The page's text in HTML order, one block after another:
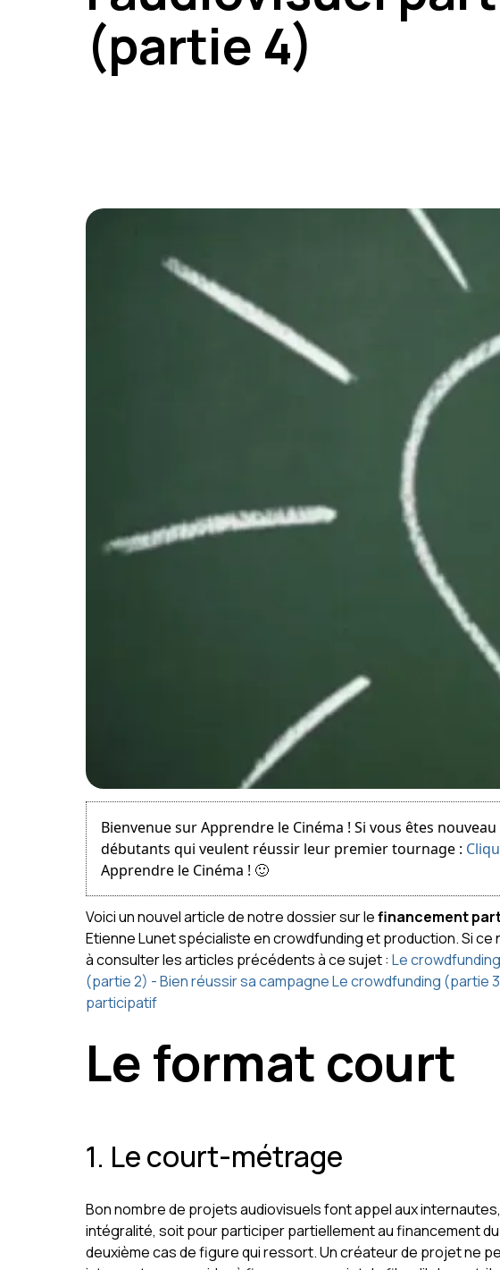
(partie 4)
February 9, 2017
Bienvenue sur Apprendre le Cinéma ! Si vous êtes
débutants qui veulent réussir leur premier tournage :
Apprendre le Cinéma ! 🙂
Voici un nouvel article de notre dossier sur lefinancement
Etienne Lunet spécialiste en crowdfunding et production. Si ce
à consulter les articles précédents à ce sujet : Le
(partie 2) - Bien réussir sa campagneLe crowdfunding (partie
participatif
Le format court
1. Le court-métrage
Bon nombre de projets audiovisuels font appel aux
intégralité, soit pour participer partiellement au financement
deuxième cas de figure qui ressort. Un créateur de projet ne